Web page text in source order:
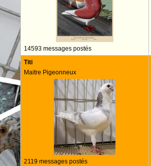
14593 messages postés
Titi
Maitre Pigeonneux
2119 messages postés